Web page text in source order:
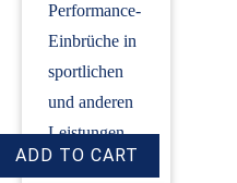
Performance-
Einbrüche in
sportlichen
und anderen
Leistungen
(Audio +